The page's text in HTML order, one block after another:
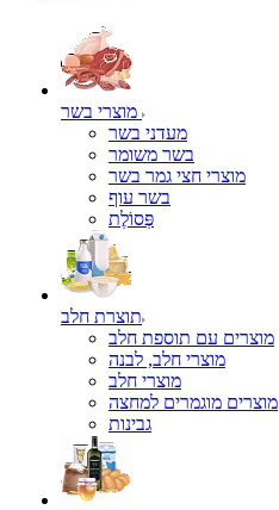
מעדני בשר
בשר משומר
מוצרי חצי גמר בשר
בשר עוף
פְּסוֹלֶת
תוצרת חלב
מוצרים עם תוספת חלב
מוצרי חלב, לבנה
מוצרי חלב
מוצרים מוגמרים למחצה
גבינות